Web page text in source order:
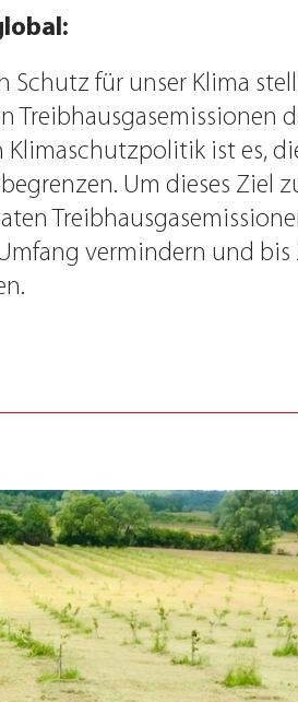
Schutz für unser Klima
Treibhausgasemissionen
ist es,
Um dieses Ziel
vermindern und bis